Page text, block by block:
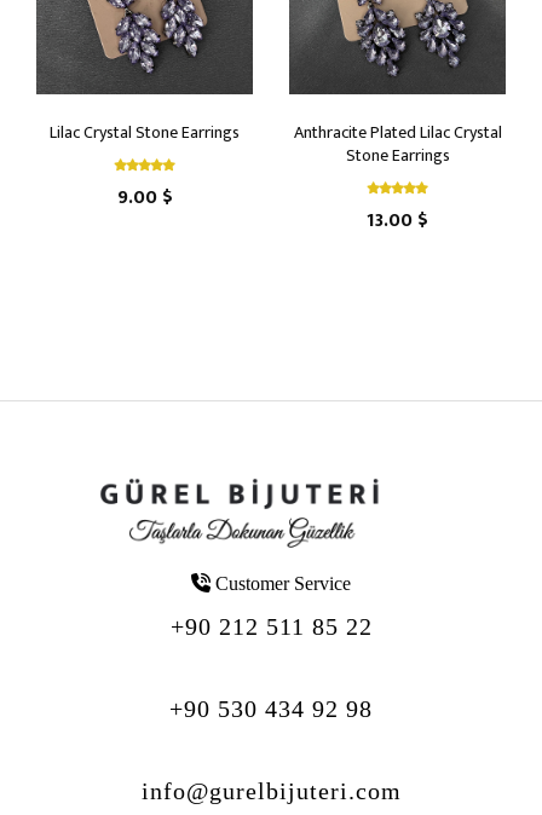
Lilac Crystal Stone Earrings
9.00 $
Anthracite Plated Lilac Crystal
Stone Earrings
13.00 $
Customer Service
+90 212 511 85 22
+90 530 434 92 98
info@gurelbijuteri.com